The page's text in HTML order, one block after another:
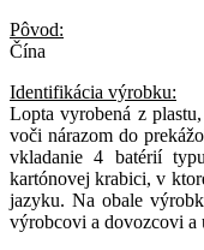
Pôvod:
Čína
Identifikácia výrobku:
Lopta vyrobená z
voči nárazom do
vkladanie 4 batérií
kartónovej krabici, v
jazyku. Na obale
výrobcovi a dovozcovi